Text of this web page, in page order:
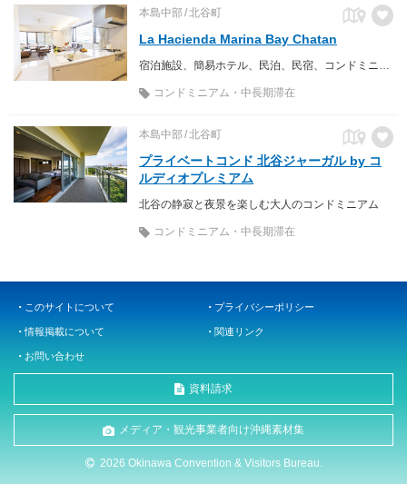
本島中部 北谷町
La Hacienda Marina Bay Chatan
コンドミニアム・中長期滞在
本島中部 北谷町
プライベートコンド 北谷ジャーガル by コ
ルディオプレミアム
北谷の静寂と夜景を楽しむ大人のコンドミニアム
コンドミニアム・中長期滞在
このサイトについて プライバシーポリシー
情報掲載について 関連リンク
お問い合わせ
資料請求
メディア・観光事業者向け沖縄素材集
2026 Okinawa Convention & Visitors Bureau.